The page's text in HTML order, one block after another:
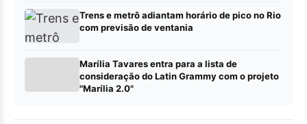
Trens e metrô adiantam horário de pico no Rio
com previsão de ventania
Marília Tavares entra para a lista de
consideração do Latin Grammy com o projeto
"Marília 2.0"